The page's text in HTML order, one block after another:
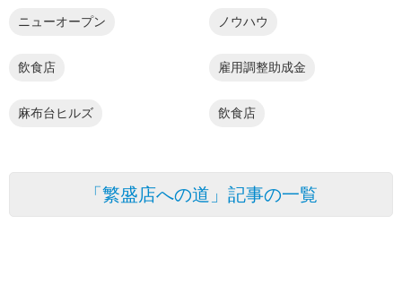
ニューオープン
飲食店
麻布台ヒルズ
ノウハウ
雇用調整助成金
飲食店
「繁盛店への道」記事の一覧